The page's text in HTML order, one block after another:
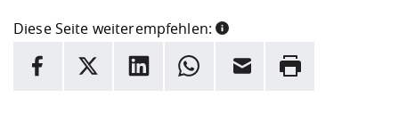
Diese Seite weiterempfehlen:
INFORMATION
Facebook
X LinkedInWhatsappE-Mail Drucken